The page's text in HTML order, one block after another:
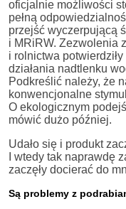
oficjalnie możliwości
pełną
przejść wyczerpującą
i MRiRW. Zezwolenia
i rolnictwa
działania nadtlenku
Podkreślić należy, że
konwencjonalne
O ekologicznym
mówić dużo później.
Udało się i produkt
I wtedy tak naprawdę
zaczęły docierać do
Są problemy z